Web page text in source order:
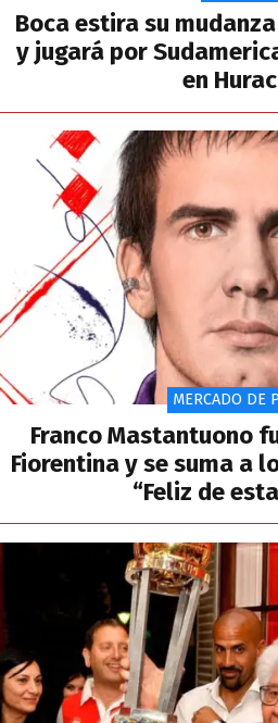
Boca estira su
y jugará por
en
MERCADO DE
Franco Mastantuono
Fiorentina y se suma a
“Feliz de